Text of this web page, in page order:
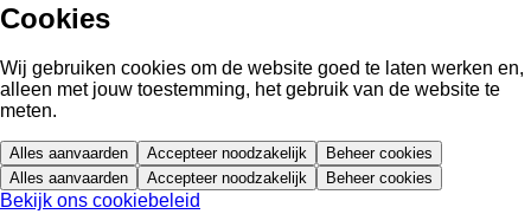
Cookies
Wij gebruiken cookies om de website goed te laten werken en,
alleen met jouw toestemming, het gebruik van de website te
meten.
Alles aanvaarden Accepteer noodzakelijk
Beheer cookies
Alles aanvaarden
Accepteer noodzakelijk Beheer cookies
Bekijk ons cookiebeleid